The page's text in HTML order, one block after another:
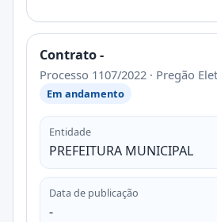
Contrato -
Processo 1107/2022 · Pregão
Em andamento
Entidade
PREFEITURA MUNICIPAL
Data de publicação
-